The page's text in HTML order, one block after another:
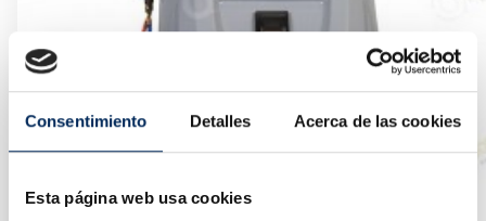
Consentimiento Detalles Acerca de las cookies
Esta página web usa cookies